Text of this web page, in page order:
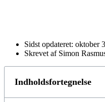
Sidst opdateret: oktober
Skrevet af Simon
Indholdsfortegnelse